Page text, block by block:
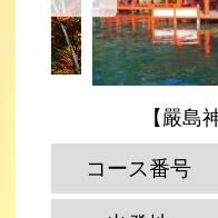
【嚴島
コース番号